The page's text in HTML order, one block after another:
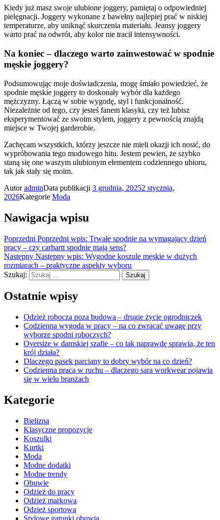
Kiedy już masz swoje ulubione joggery, pamiętaj o odpowiedniej
pielęgnacji. Joggery wykonane z bawełny najlepiej prać w niskiej
temperaturze, aby uniknąć skurczenia materiału. Jeansy joggery
warto prać na odwrót, aby kolor nie tracił intensywności.
Na koniec – dlaczego warto zainwestować w spodnie
męskie joggery?
Podsumowując moje doświadczenia, mogę śmiało powiedzieć, że
spodnie męskie joggery to doskonały wybór dla każdego
mężczyzny. Łączą w sobie wygodę, styl i funkcjonalność.
Niezależnie od tego, czy jesteś fanem klasyki, czy też lubisz
eksperymentować ze swoim stylem, joggery z pewnością znajdą
miejsce w Twojej garderobie.
Zachęcam wszystkich, którzy jeszcze nie mieli okazji ich nosić, do
wypróbowania tego modowego hitu. Jestem pewien, że szybko
staną się one waszym ulubionym elementem codziennego ubioru,
tak jak stały się moim.
AutoradminData publikacji 3 grudnia, 20252 stycznia,
2026Kategorie Moda
Nawigacja wpisu
Poprzedni Poprzedni wpis: Trwałe spodnie na wymagający dzień
pracy – czy carhartt spodnie mają sens?
Następny Następny wpis: Wygodne koszule męskie w dużych
rozmiarach – praktyczne aspekty wyboru
Szukaj:
Szukaj
Ostatnie wpisy
Odzież robocza poza budową – drugie życie ogrodniczek
Codzienna wygoda w pracy – na co zwracać uwagę przy
wyborze spodni roboczych?
Oversize w damskiej szafie – co tak naprawdę sprawia, że ten
krój działa?
Dlaczego pasek parciany to dobry wybór na co dzień?
Codzienna praca w ruchu – dlaczego sara workwear pojawia
się w wielu branżach
Kategorie
Bielizna
Klasyczne propozycje
Koszulki
Kurtki
Moda
Modne dodatki
Modne trendy
Obuwie
Odzież do pracy
Odzież markowa
Odzież sportowa